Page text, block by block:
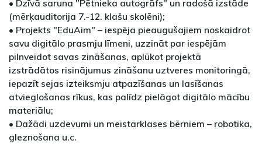
• Dzīvā saruna "Pētnieka autogrāfs" un radošā izstāde
(mērķauditorija 7.-12. klašu skolēni);
• Projekts "EduAim" – iespēja pieaugušajiem noskaidrot
savu digitālo prasmju līmeni, uzzināt par iespējām
pilnveidot savas zināšanas, aplūkot projektā
izstrādātos risinājumus zināšanu uztveres monitoringā,
iepazīt sejas izteiksmju atpazīšanas un lasīšanas
atvieglošanas rīkus, kas palīdz pielāgot digitālo mācību
materiālu;
• Dažādi uzdevumi un meistarklases bērniem – robotika,
gleznošana u.c.